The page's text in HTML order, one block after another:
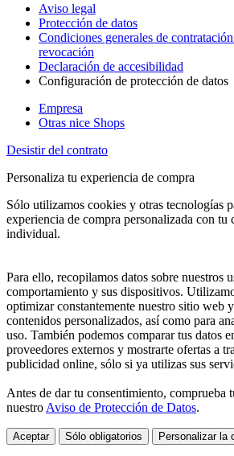
Aviso legal
Protección de datos
Condiciones generales de
revocación
Declaración de accesibilidad
Configuración de protección de datos
Empresa
Otras nice Shops
Desistir del contrato
Personaliza tu experiencia de compra
Sólo utilizamos cookies y otras tecnologías
experiencia de compra personalizada con tu
individual.
Para ello, recopilamos datos sobre nuestros
comportamiento y sus dispositivos.
optimizar constantemente nuestro sitio web
contenidos personalizados, así como para
uso. También podemos comparar tus datos
proveedores externos y mostrarte ofertas a
publicidad online, sólo si ya utilizas sus
Antes de dar tu consentimiento, comprueba
nuestro Aviso de Protección de Datos.
Aceptar Sólo obligatorios Personalizar la